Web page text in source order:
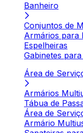
Banheiro
Conjuntos de
Armários para
Espelheiras
Gabinetes
Área de
Armários
Tábua de
Área de
Armário